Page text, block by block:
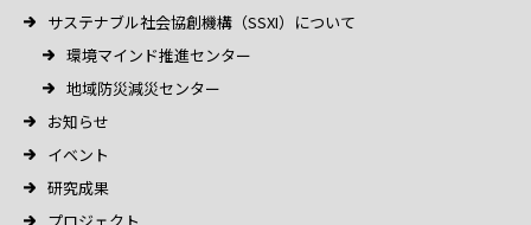
サステナブル社会協創機構（SSXI）について
環境マインド推進センター
地域防災減災センター
お知らせ
イベント
研究成果